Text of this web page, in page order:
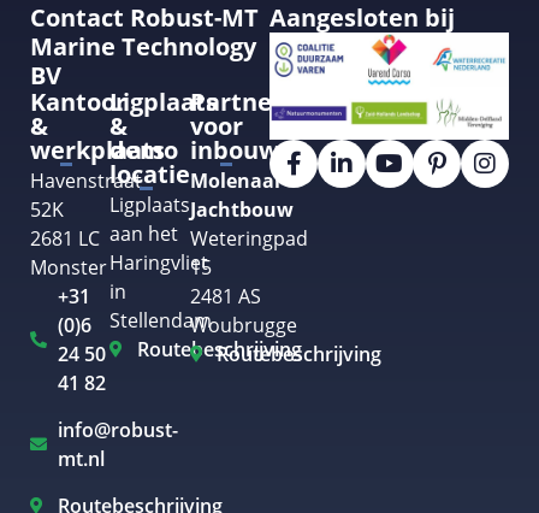
Contact Robust-MT
Marine Technology
BV
Kantoor
&
werkplaats
Havenstraat
52K
2681 LC
Monster
+31
(0)6
24 50
41 82
info@robust-
mt.nl
Routebeschrijving
Ligplaats
&
demo
locatie
Ligplaats
aan het
Haringvliet
in
Stellendam
Routebeschrijving
Partner
voor
inbouw
Molenaar
Jachtbouw
Weteringpad
15
2481 AS
Woubrugge
Routebeschrijving
Aangesloten bij